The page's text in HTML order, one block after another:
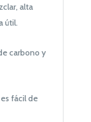
alta
útil.
carbono y
fácil de